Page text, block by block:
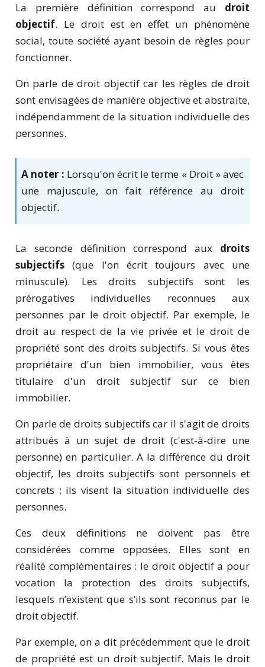
La première définition correspond au droit
objectif. Le droit est en effet un phénomène
social, toute société ayant besoin de règles pour
fonctionner.
On parle de droit objectif car les règles de droit
sont envisagées de manière objective et abstraite,
indépendamment de la situation individuelle des
personnes.
A noter : Lorsqu'on écrit le terme « Droit » avec
une majuscule, on fait référence au droit
objectif.
La seconde définition correspond aux droits
subjectifs (que l'on écrit toujours avec une
minuscule). Les droits subjectifs sont les
prérogatives individuelles reconnues aux
personnes par le droit objectif. Par exemple, le
droit au respect de la vie privée et le droit de
propriété sont des droits subjectifs. Si vous êtes
propriétaire d'un bien immobilier, vous êtes
titulaire d'un droit subjectif sur ce bien
immobilier.
On parle de droits subjectifs car il s'agit de droits
attribués à un sujet de droit (c'est-à-dire une
personne) en particulier. A la différence du droit
objectif, les droits subjectifs sont personnels et
concrets ; ils visent la situation individuelle des
personnes.
Ces deux définitions ne doivent pas être
considérées comme opposées. Elles sont en
réalité complémentaires : le droit objectif a pour
vocation la protection des droits subjectifs,
lesquels n’existent que s’ils sont reconnus par le
droit objectif.
Par exemple, on a dit précédemment que le droit
de propriété est un droit subjectif. Mais le droit